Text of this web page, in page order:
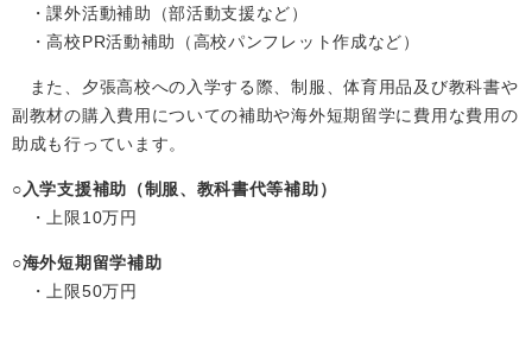
・課外活動補助（部活動支援など）
・高校PR活動補助（高校パンフレット作成など）
また、夕張高校への入学する際、制服、体育用品及び教科書や
副教材の購入費用についての補助や海外短期留学に費用な費用の
助成も行っています。
○入学支援補助（制服、教科書代等補助）
・上限10万円
○海外短期留学補助
・上限50万円